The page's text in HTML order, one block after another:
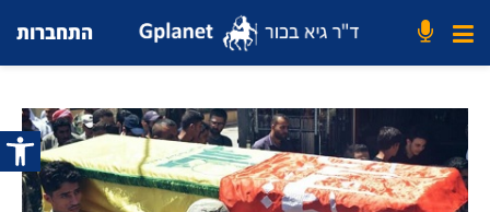
פתח
התחברות